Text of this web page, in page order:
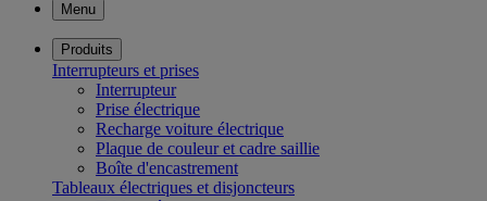
Menu
Produits
Interrupteurs et prises
Interrupteur
Prise électrique
Recharge voiture électrique
Plaque de couleur et cadre saillie
Boîte d'encastrement
Tableaux électriques et disjoncteurs